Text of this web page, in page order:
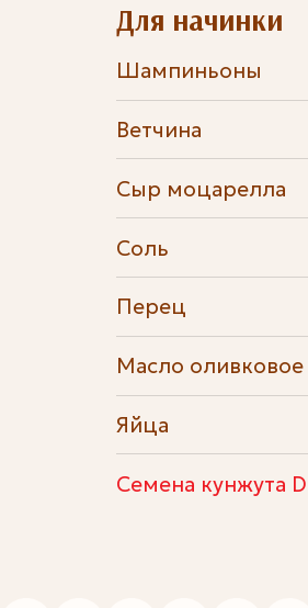
Для начинки
Шампиньоны
Ветчина
Сыр моцарелла
Соль
Перец
Масло оливковое
Яйца
Семена кунжута